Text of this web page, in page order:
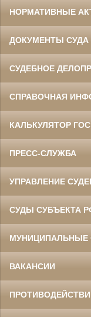
НОРМАТИВНЫЕ
ДОКУМЕНТЫ СУДА
СУДЕБНОЕ
СПРАВОЧНАЯ
КАЛЬКУЛЯТОР
ПРЕСС-СЛУЖБА
УПРАВЛЕНИЕ
СУДЫ СУБЪЕКТА
МУНИЦИПАЛЬНЫЕ
ВАКАНСИИ